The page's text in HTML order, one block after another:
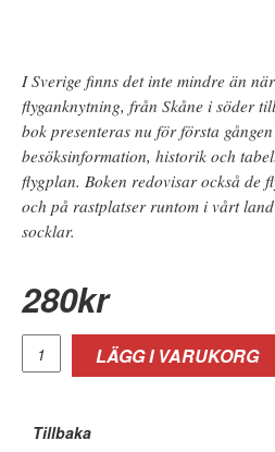
I Sverige finns det inte mindre än
flyganknytning, från Skåne i söder
bok presenteras nu för första
besöksinformation, historik och
flygplan. Boken redovisar också de
och på rastplatser runtom i vårt
socklar.
280kr
LÄGG I VARUKORG
Tillbaka